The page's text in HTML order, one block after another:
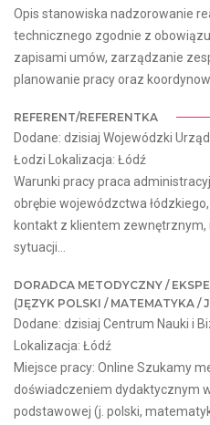
Opis stanowiska nadzorowanie
technicznego zgodnie z
zapisami umów, zarządzanie
planowanie pracy oraz
REFERENT/REFERENTKA
Dodane: dzisiaj Wojewódzki
Łodzi Lokalizacja: Łódź
Warunki pracy praca
obrębie wojewódzctwa
kontakt z klientem
sytuacji...
DORADCA METODYCZNY /
(JĘZYK POLSKI / MATEMATYKA /
Dodane: dzisiaj Centrum Nauki i
Lokalizacja: Łódź
Miejsce pracy: Online Szukamy
doświadczeniem dydaktycznym
podstawowej (j. polski,